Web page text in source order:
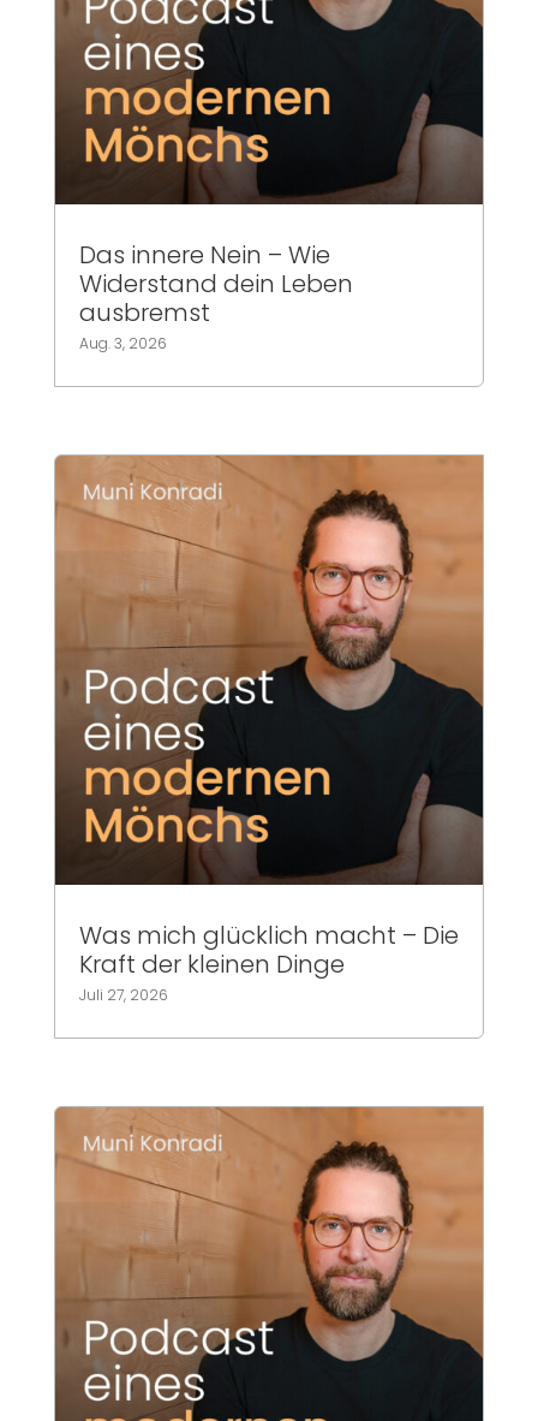
Das innere Nein – Wie
Widerstand dein Leben
ausbremst
Aug. 3, 2026
Was mich glücklich macht – Die
Kraft der kleinen Dinge
Juli 27, 2026